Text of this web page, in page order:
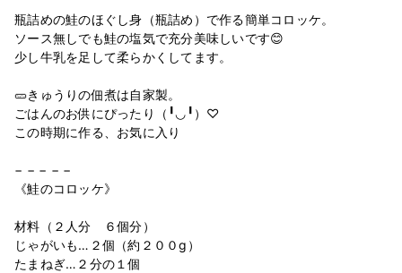
瓶詰めの鮭のほぐし身（瓶詰め）で作る簡単コロッケ。
ソース無しでも鮭の塩気で充分美味しいです😊
少し牛乳を足して柔らかくしてます。
🥒きゅうりの佃煮は自家製。
ごはんのお供にぴったり（╹◡╹）♡
この時期に作る、お気に入り
− − − − −
《鮭のコロッケ》
材料（２人分 ６個分）
じゃがいも…２個（約２００g）
たまねぎ…２分の１個